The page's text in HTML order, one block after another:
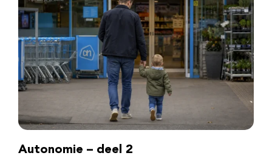
Autonomie – deel 2